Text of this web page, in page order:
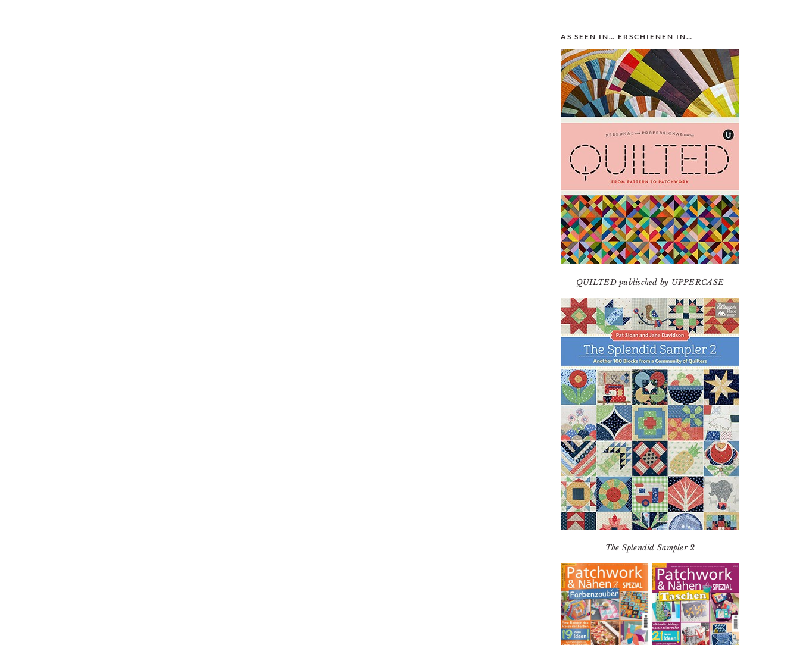
AS SEEN IN… ERSCHIENEN IN…
QUILTED publisched by UPPERCASE
The Splendid Sampler 2